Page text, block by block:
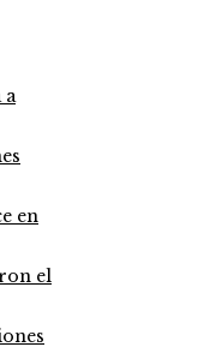
a
en
el